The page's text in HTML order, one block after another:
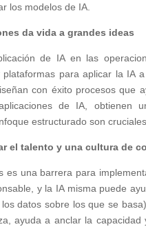
los modelos de IA.
da vida a grandes ideas
de IA en las
para aplicar la IA
con éxito procesos que
de IA, obtienen
estructurado son cruciales.
el talento y una cultura de
es una barrera para
y la IA misma puede
datos sobre los que se
ayuda a anclar la